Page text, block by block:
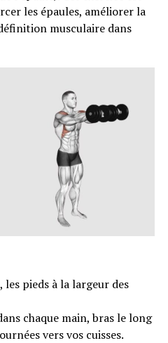
les épaules, améliorer la
musculaire dans
pieds à la largeur des
chaque main, bras le long
vers vos cuisses.